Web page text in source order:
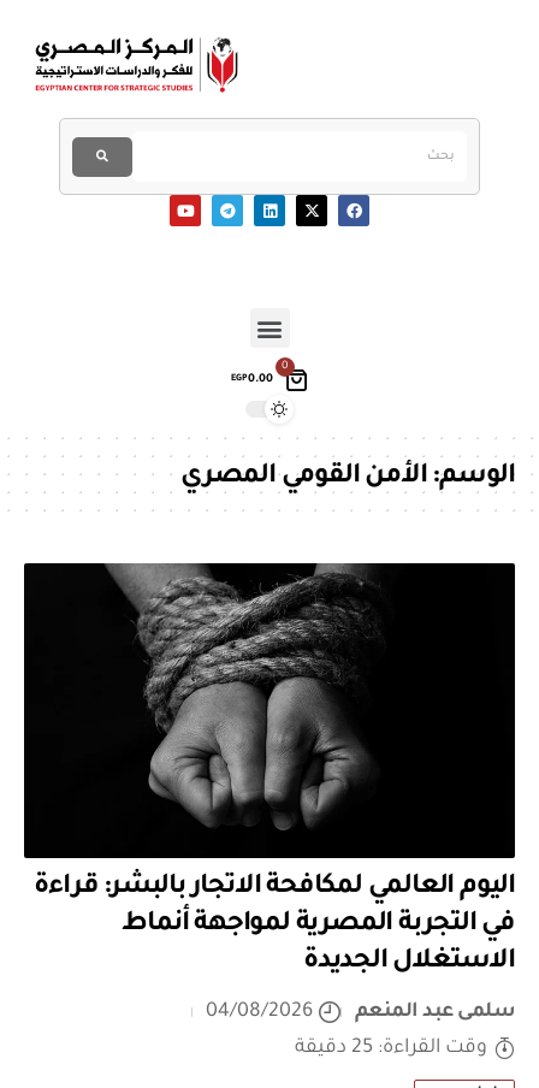
0
EGP0.00
الوسم:الأمن القومي المصري
اليوم العالمي لمكافحة الاتجار بالبشر: قراءة
في التجربة المصرية لمواجهة أنماط
الاستغلال الجديدة
سلمى عبد المنعم
04/08/2026
وقت القراءة: 25 دقيقة